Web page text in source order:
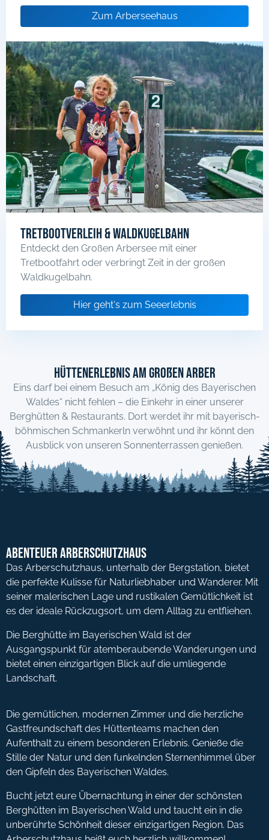
Zum Arberseehaus
Tretbootverleih & Waldkugelbahn
Entdeckt den Großen Arbersee mit einer
Tretbootfahrt oder verbringt Zeit in der großen
Waldkugelbahn.
Hier geht's zum Seeerlebnis
Hüttenerlebnis am Großen Arber
Eins darf bei einem Besuch am „König des Bayerischen
Waldes“ nicht fehlen – die Einkehr in einer unserer
Berghütten & Restaurants. Dort werdet ihr mit bayerisch-
böhmischen Schmankerln verwöhnt und ihr könnt den
Ausblick von unseren Sonnenterrassen genießen.
Abenteuer Arberschutzhaus
Das Arberschutzhaus, unterhalb der Bergstation, bietet
die perfekte Kulisse für Naturliebhaber und Wanderer. Mit
seiner malerischen Lage und rustikalen Gemütlichkeit ist
es der ideale Rückzugsort, um dem Alltag zu entfliehen.
Die Berghütte im Bayerischen Wald ist der
Ausgangspunkt für atemberaubende Wanderungen und
bietet einen einzigartigen Blick auf die umliegende
Landschaft.
Die gemütlichen, modernen Zimmer und die herzliche
Gastfreundschaft des Hüttenteams machen den
Aufenthalt zu einem besonderen Erlebnis. Genieße die
Stille der Natur und den funkelnden Sternenhimmel über
den Gipfeln des Bayerischen Waldes.
Bucht jetzt eure Übernachtung in einer der schönsten
Berghütten im Bayerischen Wald und taucht ein in die
unberührte Schönheit dieser einzigartigen Region. Das